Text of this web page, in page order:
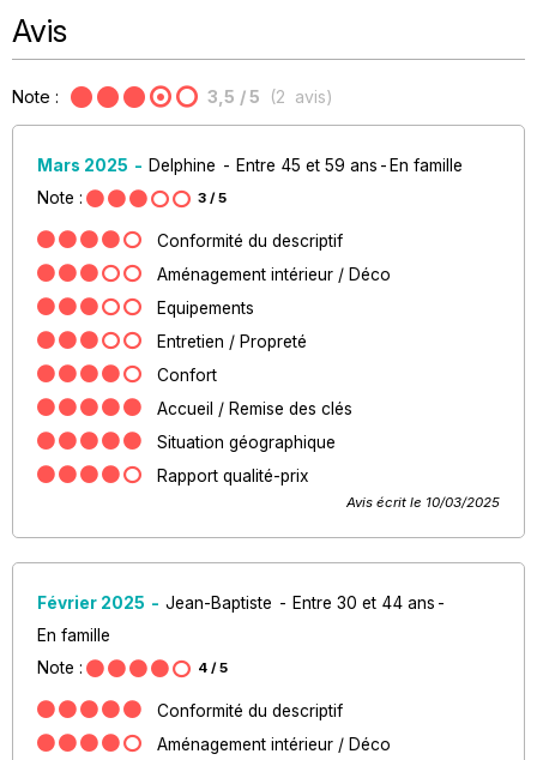
Avis
Note : 3,5 / 5 (2 avis)
Mars 2025 Delphine Entre 45 et 59 ans
En famille
Note :
3 / 5
Conformité du descriptif
Aménagement intérieur / Déco
Equipements
Entretien / Propreté
Confort
Accueil / Remise des clés
Situation géographique
Rapport qualité-prix
Avis écrit le 10/03/2025
Février 2025 Jean-Baptiste
Entre 30 et 44 ans
En famille
Note :
4 / 5
Conformité du descriptif
Aménagement intérieur / Déco